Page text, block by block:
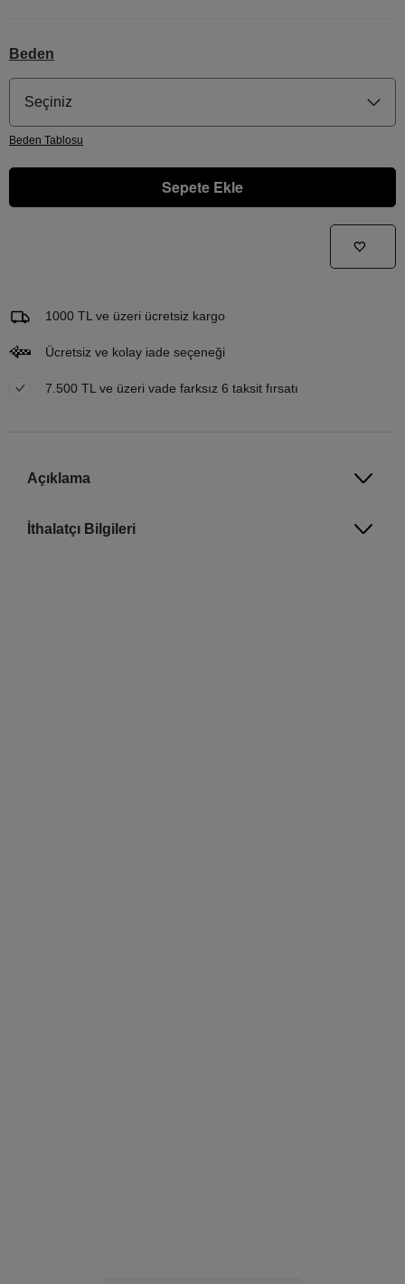
Beden
Seçiniz
Beden Tablosu
Sepete Ekle
Email Adresi
1000 TL ve üzeri ücretsiz kargo
Ücretsiz ve kolay iade seçeneği
7.500 TL ve üzeri vade farksız 6 taksit fırsatı
Açıklama
İthalatçı Bilgileri